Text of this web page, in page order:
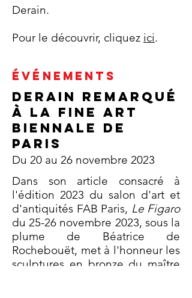
Derain.
Pour le découvrir, cliquez ici.​​
ÉVÉNEMENTS
Derain remarqué
à la Fine Art
Biennale de
Paris
Du 20 au 26 novembre 2023
Dans son article consacré à
l'édition 2023 du salon d'art et
d'antiquités FAB Paris, Le Figaro
du 25-26 novembre 2023, sous la
plume de Béatrice de
Rochebouët, met à l'honneur les
sculptures en bronze du maître